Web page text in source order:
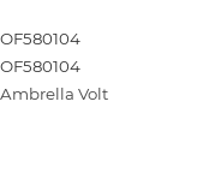
OF580104
OF580104
Ambrella Volt